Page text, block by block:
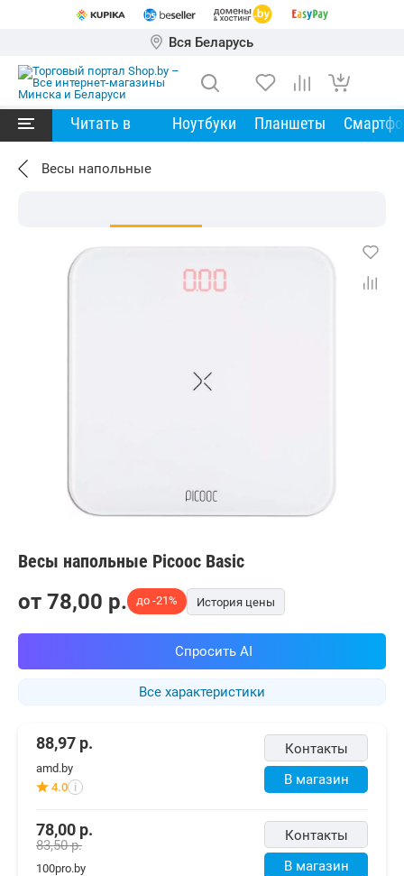
Вся Беларусь
Читать в Ноутбуки Планшеты
Весы напольные
Весы напольные Picooc Basic
Все характеристики
от 78,00 p. до -21% История цены
Спросить AI
Контакты
В магазин
88,97 р.
amd.by
4.0 i
Контакты
В магазин
78,00 р.
83,50р.
100pro.by